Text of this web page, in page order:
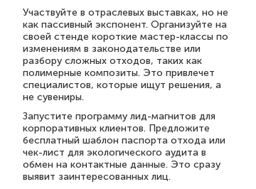
Участвуйте в отраслевых выставках, но не
как пассивный экспонент. Организуйте на
своей стенде короткие мастер-классы по
изменениям в законодательстве или
разбору сложных отходов, таких как
полимерные композиты. Это привлечет
специалистов, которые ищут решения, а
не сувениры.
Запустите программу лид-магнитов для
корпоративных клиентов. Предложите
бесплатный шаблон паспорта отхода или
чек-лист для экологического аудита в
обмен на контактные данные. Это сразу
выявит заинтересованных лиц.